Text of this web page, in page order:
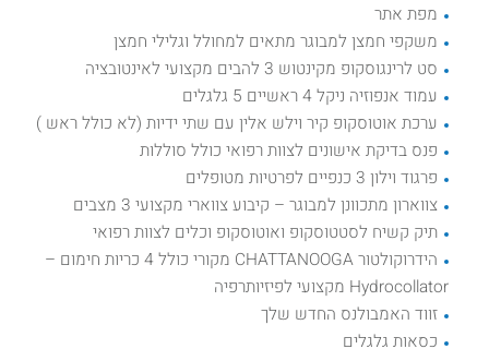
מפת אתר
משקפי חמצן למבוגר מתאים למחולל וגלילי חמצן
סט לרינגוסקופ מקינטוש 3 להבים מקצועי לאינטובציה
עמוד אנפוזיה ניקל 4 ראשיים 5 גלגלים
ערכת אוטוסקופ קיר וילש אלין עם שתי ידיות (לא כולל ראש )
פנס בדיקת אישונים לצוות רפואי כולל סוללות
פרגוד וילון 3 כנפיים לפרטיות מטופלים
צווארון מתכוונן למבוגר – קיבוע צווארי מקצועי 3 מצבים
תיק קשיח לסטטוסקופ ואוטוסקופ וכלים לצוות רפואי
הידרוקולטור CHATTANOOGA מקורי כולל 4 כריות חימום –
Hydrocollator מקצועי לפיזיותרפיה
זווד האמבולנס החדש שלך
כסאות גלגלים